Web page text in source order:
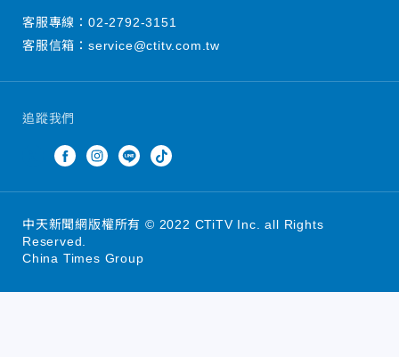
追蹤我們
客服專線： 02-2792-3151
客服信箱： service@ctitv.com.tw
中天新聞網版權所有 © 2022 CTiTV Inc. all Rights
Reserved.
China Times Group